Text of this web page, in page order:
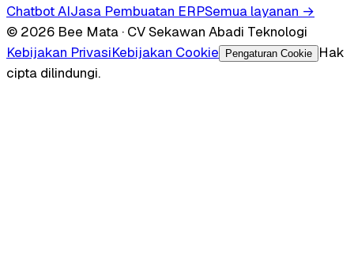
Chatbot AIJasa Pembuatan ERPSemua layanan →
© 2026 Bee Mata · CV Sekawan Abadi Teknologi
Kebijakan PrivasiKebijakan Cookie Pengaturan Cookie
Hak
cipta dilindungi.